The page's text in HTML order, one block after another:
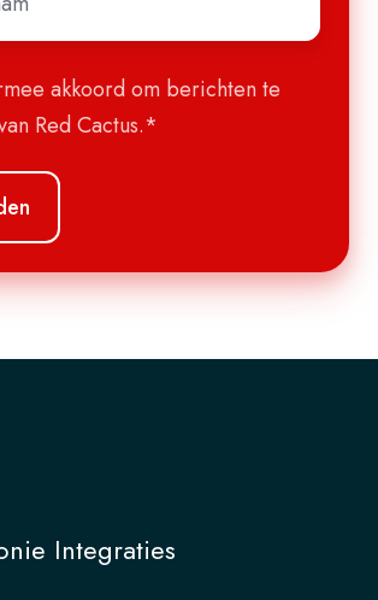
akkoord om berichten te
Red Cactus.*
Integraties